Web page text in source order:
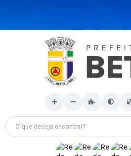
O que deseja encontrar?